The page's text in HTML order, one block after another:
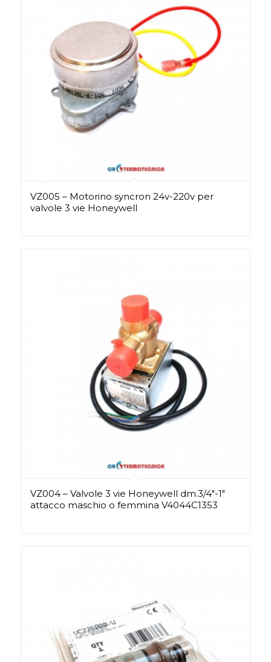
VZ005 – Motorino syncron 24v-220v per
valvole 3 vie Honeywell
VZ004 – Valvole 3 vie Honeywell dm.3/4″-1″
attacco maschio o femmina V4044C1353